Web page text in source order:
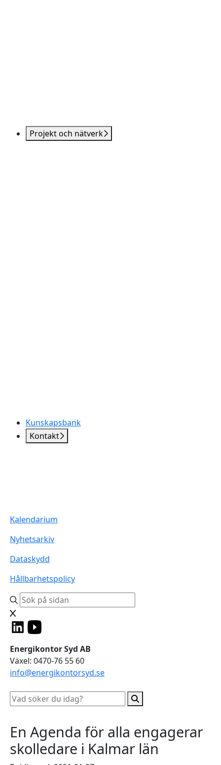
Projekt och nätverk
Kunskapsbank
Kontakt
Kalendarium
Nyhetsarkiv
Dataskydd
Hållbarhetspolicy
Energikontor Syd AB
Växel: 0470-76 55 60
info@energikontorsyd.se
En Agenda för alla engagerar
skolledare i Kalmar län